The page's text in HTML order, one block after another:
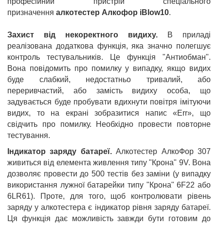
призначення алкотестер Алкофор iBlow10.
Захист від некоректного видиху. В приладі
реалізована додаткова функція, яка значно полегшує
контроль тестувальників. Це функція "Антиобман".
Вона повідомить про помилку у випадку, якщо видих
буде слабкий, недостатньо тривалий, або
переривчастий, або замість видиху особа, що
задувається буде пробувати вдихнути повітря імітуючи
видих, то на екрані зобразитися напис «Err», що
свідчить про помилку. Необхідно провести повторне
тестування.
Індикатор заряду батареї.Алкотестер АлкоФор 307
живиться від елемента живлення типу "Крона" 9V. Вона
дозволяє провести до 500 тестів без заміни (у випадку
використання лужної батарейки типу "Крона" 6F22 або
6LR61). Проте, для того, щоб контролювати рівень
заряду у алкотестера є індикатор рівня заряду батареї.
Ця функція дає можливість завжди бути готовим до